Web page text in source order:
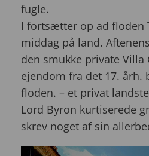
fugle.
I fortsætter op ad floden
middag på land.
den smukke private Villa
ejendom fra det 17. årh.
floden. – et privat
Lord Byron kurtiserede
skrev noget af sin